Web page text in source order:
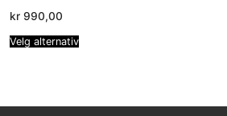
kr 990,00
Velg alternativ